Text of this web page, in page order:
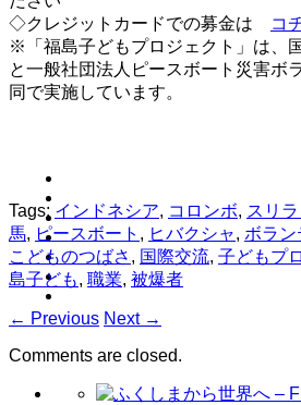
◇クレジットカードでの募金は
コ
※「福島子どもプロジェクト」は、
と一般社団法人ピースボート災害ボ
同で実施しています。
Tags: インドネシア, コロンボ, スリ
馬, ピースボート , ヒバクシャ, ボラン
こどものつばさ , 国際交流, 子どもプ
島子ども, 職業, 被爆者
← Previous Next →
Comments are closed.